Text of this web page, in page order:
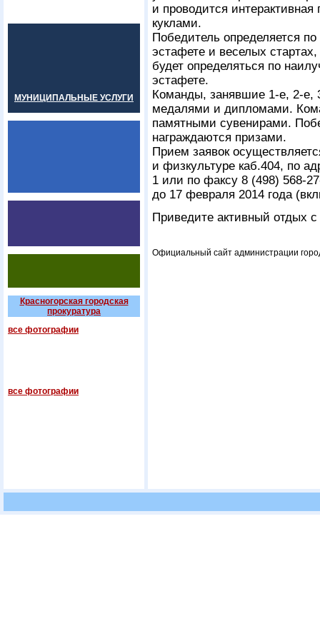
МУНИЦИПАЛЬНЫЕ УСЛУГИ
Красногорская городская
прокуратура
все фотографии
все фотографии
и проводится
куклами.
Победитель определяется
эстафете и веселых
будет определяться по
эстафете.
Команды, занявшие 1-е, 2-е,
медалями и дипломами.
памятными сувенирами.
награждаются призами.
Прием заявок
и физкультуре каб.404, по
1 или по факсу 8 (498) 568-
до 17 февраля 2014 года
Приведите активный отдых
Официальный сайт администрации